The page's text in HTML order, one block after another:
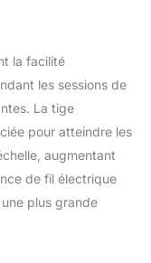
2:
angle - Ce
d'une tige
les
de 3,2
de
la facilité
les sessions de
La tige
pour atteindre les
augmentant
de fil électrique
plus grande